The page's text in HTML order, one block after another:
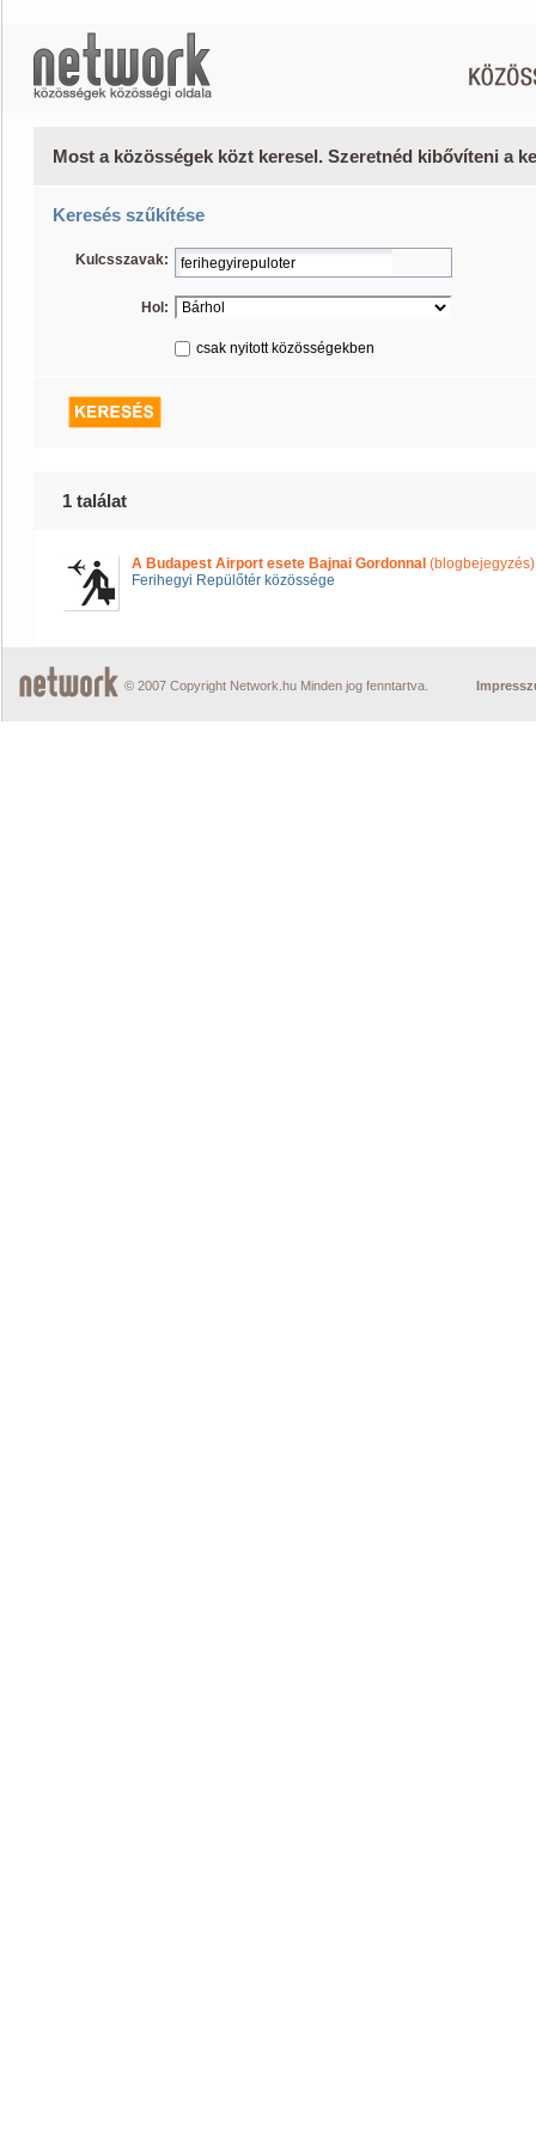
Most a közösségek közt keresel. Szeretnéd kibővíteni a
Keresés szűkítése
Kulcsszavak:
Hol:
csak nyitott közösségekben
1 találat
A Budapest Airport esete Bajnai Gordonnal (blogbejegyzés)
Ferihegyi Repülőtér közössége
© 2007 Copyright Network.hu Minden jog fenntartva.